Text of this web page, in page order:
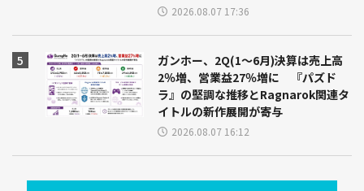
2026.08.07 17:36
ガンホー、2Q(1～6月)決算は売上高
2％増、営業益27％増に 『パズド
ラ』の堅調な推移とRagnarok関連タ
イトルの新作展開が寄与
2026.08.07 16:12